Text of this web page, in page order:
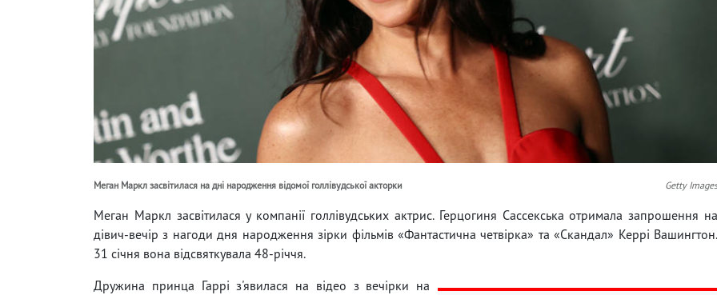
Меган Маркл засвітилася на дні народження відомої голлівудської акторки Getty Images
Меган Маркл засвітилася у компанії голлівудських актрис. Герцогиня Сассекська отримала запрошення на
дівич-вечір з нагоди дня народження зірки фільмів «Фантастична четвірка» та «Скандал» Керрі Вашингтон.
31 січня вона відсвяткувала 48-річчя.
Дружина принца Гаррі з'явилася на відео з вечірки на